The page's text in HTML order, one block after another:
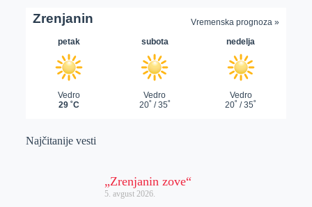
Najčitanije vesti
„Zrenjanin zove“
5. avgust 2026.